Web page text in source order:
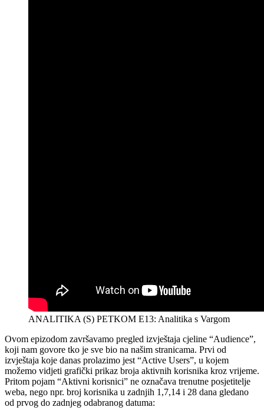
ANALITIKA (S) PETKOM E13: Analitika s Vargom
Ovom epizodom završavamo pregled izvještaja cjeline “Audience”,
koji nam govore tko je sve bio na našim stranicama. Prvi od
izvještaja koje danas prolazimo jest “Active Users”, u kojem
možemo vidjeti grafički prikaz broja aktivnih korisnika kroz vrijeme.
Pritom pojam “Aktivni korisnici” ne označava trenutne posjetitelje
weba, nego npr. broj korisnika u zadnjih 1,7,14 i 28 dana gledano
od prvog do zadnjeg odabranog datuma: